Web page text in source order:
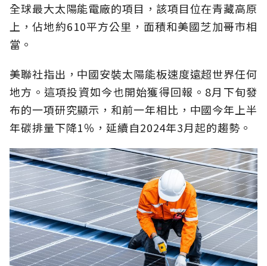
全球最大太陽能電廠的項目，該項目位在青藏高原
上，佔地約610平方公里，面積和美國芝加哥市相
當。
美聯社指出，中國安裝太陽能板速度遠超世界任何
地方。這項投資如今也開始獲得回報。8月下旬發
布的一項研究顯示，和前一年相比，中國今年上半
年碳排量下降1％，延續自2024年3月起的趨勢。